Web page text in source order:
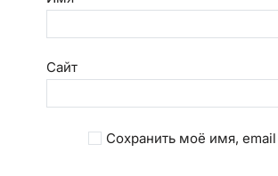
Сайт
Сохранить моё имя,